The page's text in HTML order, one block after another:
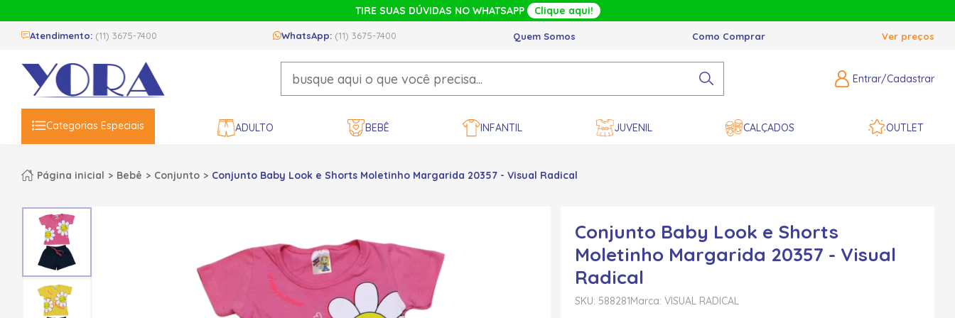
TIRE SUAS DÚVIDAS NO WHATSAPP Clique aqui!
Atendimento: (11) 3675-7400 WhatsApp: (11) 3675-7400 Quem Somos Como Comprar Ver preços
Entrar/Cadastrar
Categorias Especiais ADULTO BEBÊ INFANTIL JUVENIL CALÇADOS OUTLET
Página inicial Bebê Conjunto Conjunto Baby Look e Shorts Moletinho Margarida 20357 - Visual Radical
Conjunto Baby Look e Shorts
Moletinho Margarida 20357 - Visual
Radical
SKU: 588281Marca: VISUAL RADICAL